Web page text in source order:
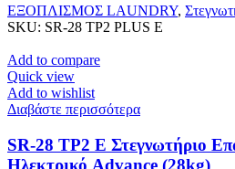
ΕΞΟΠΛΙΣΜΟΣ LAUNDRY,
SKU: SR-28 TP2 PLUS E
Add to compare
Quick view
Add to wishlist
Διαβάστε περισσότερα
SR-28 TP2 E Στεγνωτήριο
Ηλεκτρικό Advance (28kg)